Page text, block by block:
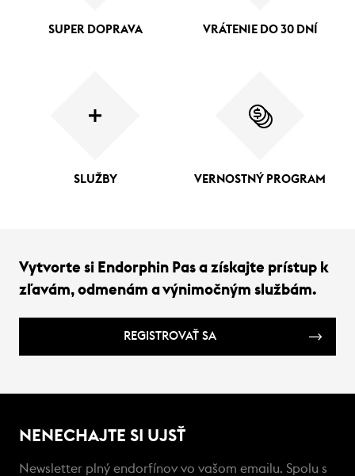
SUPER DOPRAVA VRÁTENIE DO 30 DNÍ
SLUŽBY VERNOSTNÝ PROGRAM
Vytvorte si Endorphin Pas a získajte prístup k
zľavám, odmenám a výnimočným službám.
REGISTROVAŤ SA
NENECHAJTE SI UJSŤ
Newsletter plný endorfínov vo vašom emailu. Spolu s